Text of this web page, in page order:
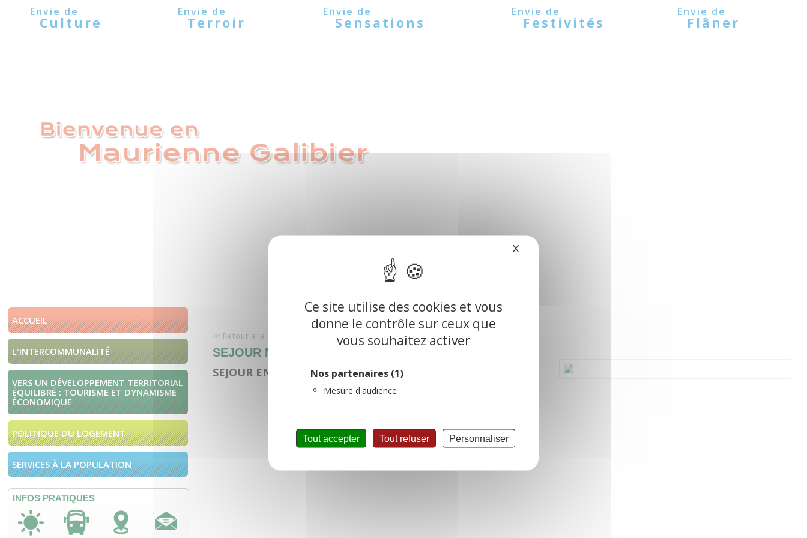
Panneau de gestion des cookies
Ce site utilise des cookies et vous
donne le contrôle sur ceux que
vous souhaitez activer
Nos partenaires (1)
Mesure d'audience
Tout accepter Tout refuser Personnaliser
X Masquer le bandeau des cookies
Culture Terroir Sensations Festivités Flâner
ACCUEIL
L'INTERCOMMUNALITÉ
VERS UN DÉVELOPPEMENT TERRITORIAL
ÉQUILIBRÉ : TOURISME ET DYNAMISME
ÉCONOMIQUE
POLITIQUE DU LOGEMENT
SERVICES À LA POPULATION
INFOS PRATIQUES
Retour à la page précédente
SEJOUR NAUTIQUE EN VENDEE
SEJOUR ENFANCE JEUNESSE